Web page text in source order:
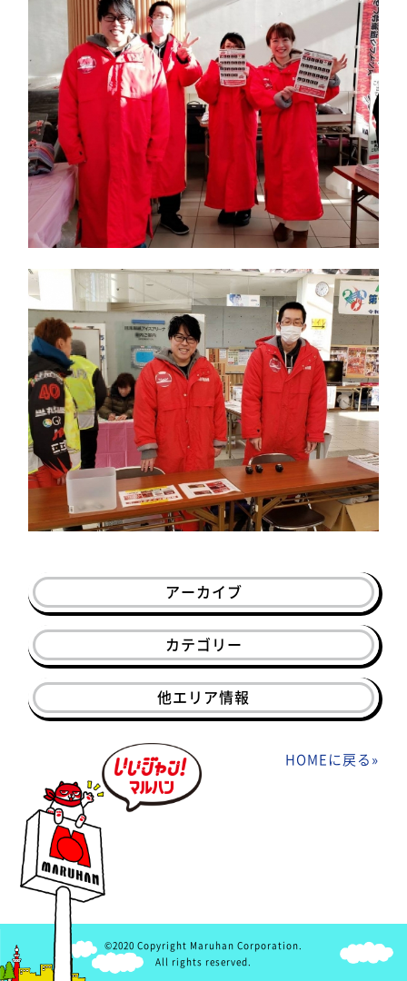
アーカイブ
カテゴリー
他エリア情報
HOMEに戻る»
©2020 Copyright Maruhan Corporation.
All rights reserved.